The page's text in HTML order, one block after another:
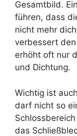
Gesamtbild.
führen, dass
nicht mehr
verbessert
erhöht oft nur
und Dichtung.
Wichtig ist
darf nicht so
das